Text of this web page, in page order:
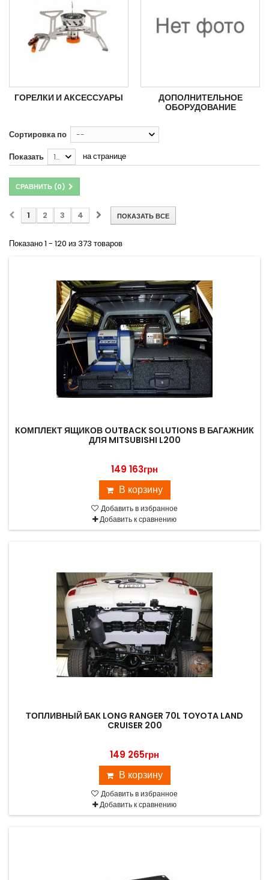
ГОРЕЛКИ И АКСЕССУАРЫ
ДОПОЛНИТЕЛЬНОЕ
ОБОРУДОВАНИЕ
Сортировка по --
Показать 120 на странице
СРАВНИТЬ (0)
ПОКАЗАТЬ ВСЕ
1 2 3 4
Показано 1 - 120 из 373 товаров
КОМПЛЕКТ ЯЩИКОВ OUTBACK SOLUTIONS В БАГАЖНИК
ДЛЯ MITSUBISHI L200
149 163грн
В корзину
Добавить в избранное
Добавить к сравнению
ТОПЛИВНЫЙ БАК LONG RANGER 70L TOYOTA LAND
CRUISER 200
149 265грн
В корзину
Добавить в избранное
Добавить к сравнению